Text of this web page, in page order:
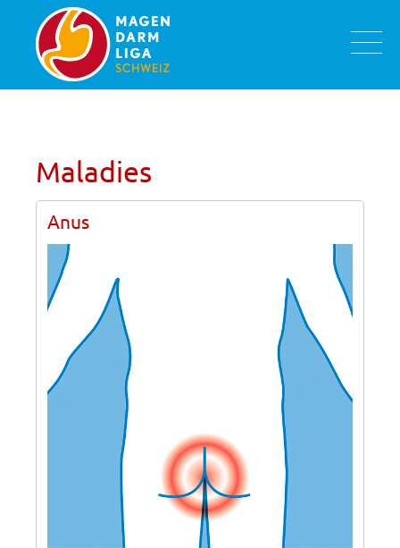
Maladies
Anus